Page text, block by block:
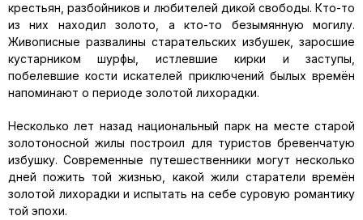
крестьян, разбойников и любителей дикой свободы. Кто-то
из них находил золото, а кто-то безымянную могилу.
Живописные развалины старательских избушек, заросшие
кустарником шурфы, истлевшие кирки и заступы,
побелевшие кости искателей приключений былых времён
напоминают о периоде золотой лихорадки.
Несколько лет назад национальный парк на месте старой
золотоносной жилы построил для туристов бревенчатую
избушку. Современные путешественники могут несколько
дней пожить той жизнью, какой жили старатели времён
золотой лихорадки и испытать на себе суровую романтику
той эпохи.